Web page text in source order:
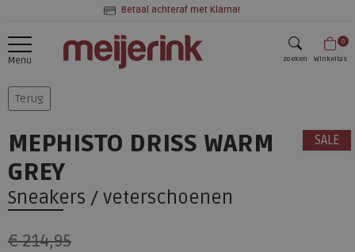
Betaal achteraf met Klarna!
Menu zoeken
0
Winkeltas
Terug
SALE
MEPHISTO DRISS WARM
GREY
Sneakers / veterschoenen
€ 214,95